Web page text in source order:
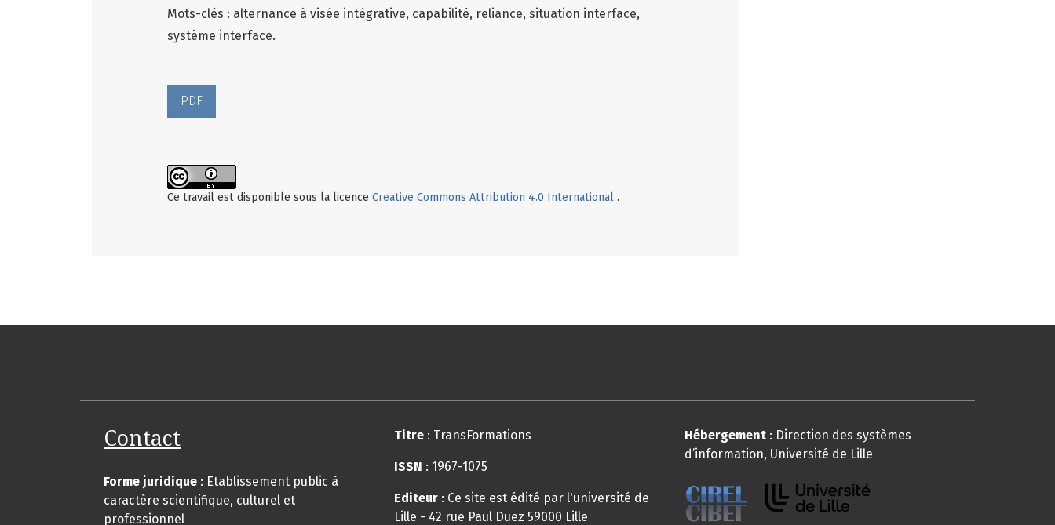
Mots-clés : alternance à visée intégrative, capabilité, reliance, situation interface,
système interface.
PDF
Ce travail est disponible sous la licence Creative Commons Attribution 4.0 International .
Contact
Forme juridique : Etablissement public à
caractère scientifique, culturel et
professionnel
Titre : TransFormations
ISSN : 1967-1075
Editeur : Ce site est édité par l'université de
Lille - 42 rue Paul Duez 59000 Lille
Hébergement : Direction des systèmes
d’information, Université de Lille